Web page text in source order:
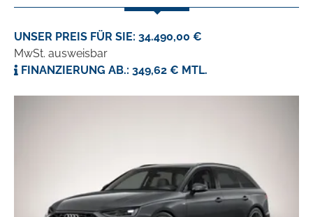
UNSER PREIS FÜR SIE: 34.490,00 €
MwSt. ausweisbar
FINANZIERUNG AB.: 349,62 € MTL.